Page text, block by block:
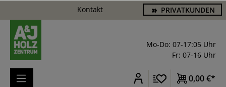
Kontakt PRIVATKUNDEN
Mo-Do: 07-17:05 Uhr
Fr: 07-16 Uhr
0,00 €*